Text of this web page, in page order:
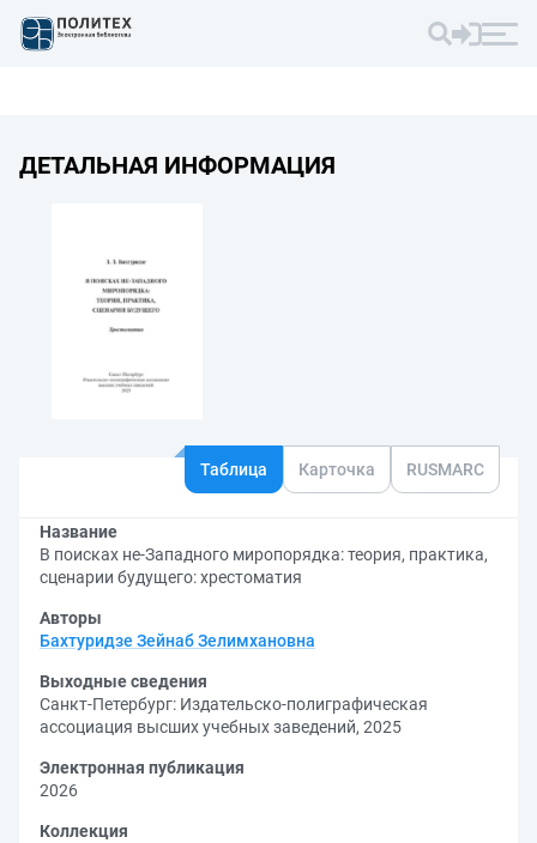
ДЕТАЛЬНАЯ ИНФОРМАЦИЯ
Таблица Карточка RUSMARC
Название
В поисках не-Западного миропорядка: теория, практика,
сценарии будущего: хрестоматия
Авторы
Бахтуридзе Зейнаб Зелимхановна
Выходные сведения
Санкт-Петербург: Издательско-полиграфическая
ассоциация высших учебных заведений, 2025
Электронная публикация
2026
Коллекция